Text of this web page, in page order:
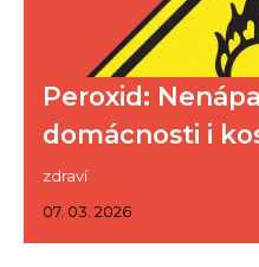
Peroxid:
domácnosti i
zdraví
07. 03. 2026